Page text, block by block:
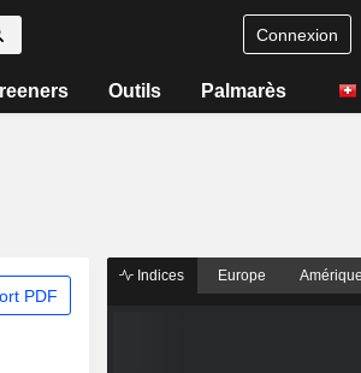
Connexion
Outils Palmarès
PDF
Indices Europe